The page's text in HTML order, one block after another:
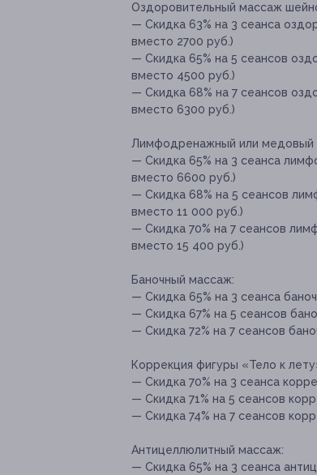
Оздоровительный массаж
— Скидка 63% на 3 сеанса
вместо 2700 руб.)
— Скидка 65% на 5 сеансов
вместо 4500 руб.)
— Скидка 68% на 7 сеансов
вместо 6300 руб.)
Лимфодренажный или медовый
— Скидка 65% на 3 сеанса
вместо 6600 руб.)
— Скидка 68% на 5 сеансов
вместо 11 000 руб.)
— Скидка 70% на 7 сеансов
вместо 15 400 руб.)
Баночный массаж:
— Скидка 65% на 3 сеанса
— Скидка 67% на 5 сеансов
— Скидка 72% на 7 сеансов
Коррекция фигуры «Тело к
— Скидка 70% на 3 сеанса
— Скидка 71% на 5 сеансов
— Скидка 74% на 7 сеансов
Антицеллюлитный массаж:
— Скидка 65% на 3 сеанса